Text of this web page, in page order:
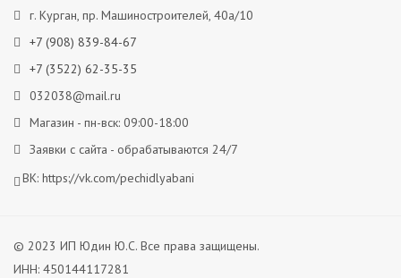
г. Курган, пр. Машиностроителей, 40а/10
+7 (908) 839-84-67
+7 (3522) 62-35-35
032038@mail.ru
Магазин - пн-вск: 09:00-18:00
Заявки с сайта - обрабатываются 24/7
ВК: https://vk.com/pechidlyabani
© 2023 ИП Юдин Ю.С. Все права защищены.
ИНН: 450144117281